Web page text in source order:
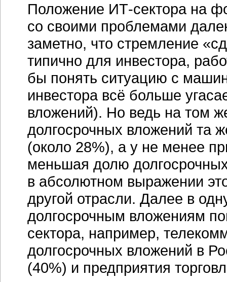
Положение ИТ-сектора на
со своими проблемами
заметно, что стремление
типично для инвестора,
бы понять ситуацию с
инвестора всё больше
вложений). Но ведь на том
долгосрочных вложений
(около 28%), а у не менее
меньшая долю
в абсолютном выражении
другой отрасли. Далее в
долгосрочным вложениям
сектора, например,
долгосрочных вложений в
(40%) и предприятия